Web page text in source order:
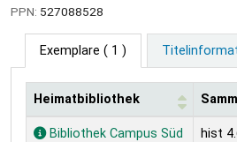
PPN: 527088528
Exemplare ( 1 )
Exemplare
Heimatbibliothek
Bibliothek Campus Süd hist